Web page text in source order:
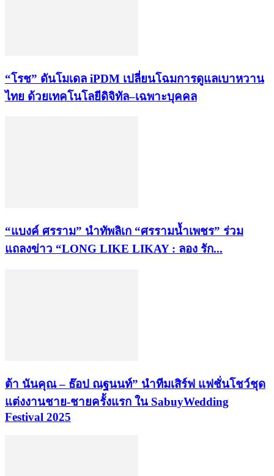
“โรช” ดันโมเดล iPDM เปลี่ยนโฉมการดูแลเบาหวาน
ไทย ด้วยเทคโนโลยีดิจิทัล–เฉพาะบุคคล
“แบงค์ ศรราม” นำทัพลิเก “ศรรามน้ำเพชร” ร่วม
แถลงข่าว “LONG LIKE LIKAY : ลอง รัก...
ต้า นันคุณ – ธ๊อป ณฐนนท์” นำทีมเสิร์ฟ แฟชั่นโชว์ชุด
แต่งงานชาย-ชายครั้งแรก ใน SabuyWedding
Festival 2025